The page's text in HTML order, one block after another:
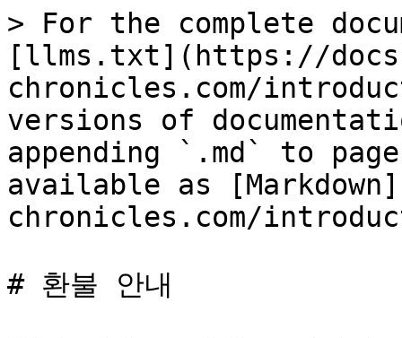
> For the complete
[llms.txt](https://
chronicles.com/
versions of
appending `.md` to
available as
chronicles.com/
# 환불 안내